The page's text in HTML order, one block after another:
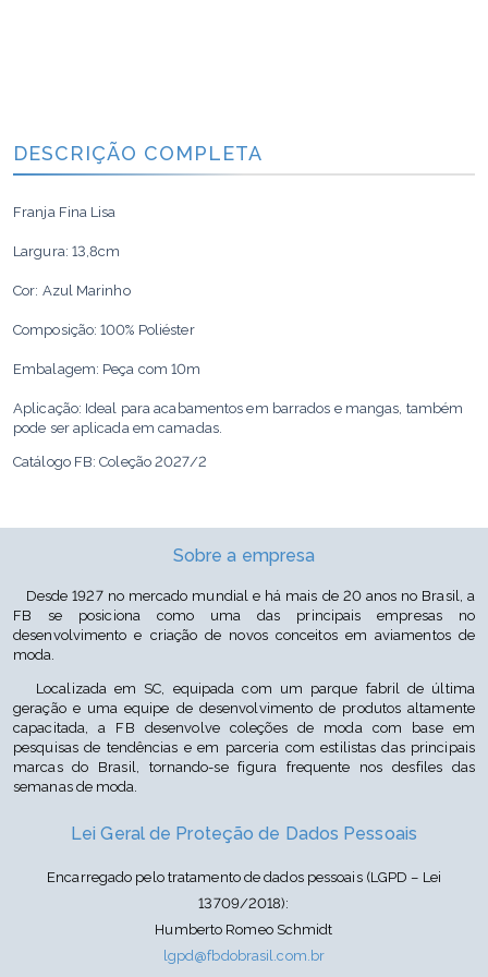
DESCRIÇÃO COMPLETA
Franja Fina Lisa
Largura: 13,8cm
Cor: Azul Marinho
Composição: 100% Poliéster
Embalagem: Peça com 10m
Aplicação: Ideal para acabamentos em barrados e mangas, também
pode ser aplicada em camadas.
Catálogo FB: Coleção 2027/2
Sobre a empresa
Desde 1927 no mercado mundial e há mais de 20 anos no Brasil, a
FB se posiciona como uma das principais empresas no
desenvolvimento e criação de novos conceitos em aviamentos de
moda.
Localizada em SC, equipada com um parque fabril de última
geração e uma equipe de desenvolvimento de produtos altamente
capacitada, a FB desenvolve coleções de moda com base em
pesquisas de tendências e em parceria com estilistas das principais
marcas do Brasil, tornando-se figura frequente nos desfiles das
semanas de moda.
Lei Geral de Proteção de Dados Pessoais
Encarregado pelo tratamento de dados pessoais (LGPD – Lei
13709/2018):
Humberto Romeo Schmidt
lgpd@fbdobrasil.com.br